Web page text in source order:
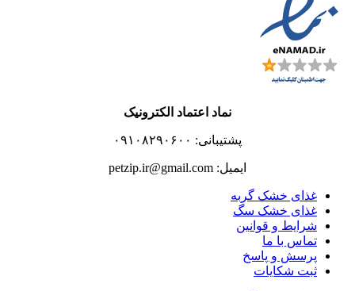
نماد اعتماد الکترونیک
پشتیبانی: ۰۹۱۰۸۲۹۰۶۰۰
ایمیل: petzip.ir@gmail.com
غذای خشک گربه
غذای خشک سگ
شرایط و قوانین
تماس با ما
پرسش و پاسخ
ثبت شکایات